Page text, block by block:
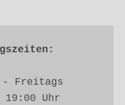
- Freitags
Uhr